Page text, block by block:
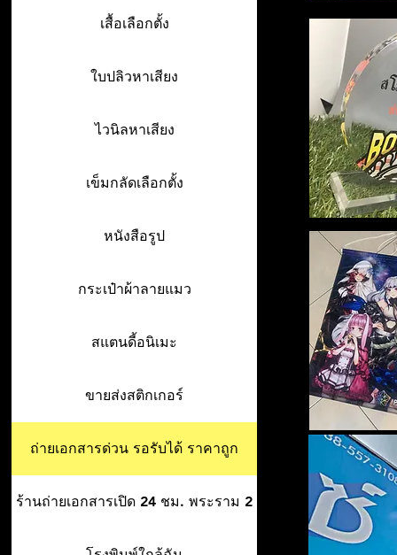
เสื้อเลือกตั้ง
ใบปลิวหาเสียง
ไวนิลหาเสียง
เข็มกลัดเลือกตั้ง
หนังสือรูป
กระเป๋าผ้าลายแมว
สแตนดี้อนิเมะ
ขายส่งสติกเกอร์
ถ่ายเอกสารด่วน รอรับได้ ราคาถูก
ร้านถ่ายเอกสารเปิด 24 ชม. พระราม 2